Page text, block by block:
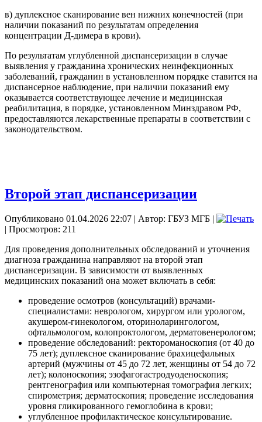
в) дуплексное сканирование вен нижних конечностей (при
наличии показаний по результатам определения
концентрации Д-димера в крови).
По результатам углубленной диспансеризации в случае
выявления у гражданина хронических неинфекционных
заболеваний, гражданин в установленном порядке ставится на
диспансерное наблюдение, при наличии показаний ему
оказывается соответствующее лечение и медицинская
реабилитация, в порядке, установленном Минздравом РФ,
предоставляются лекарственные препараты в соответствии с
законодательством.
Второй этап диспансеризации
Опубликовано 01.04.2026 22:07 | Автор: ГБУЗ МГБ |
| Просмотров: 211
Для проведения дополнительных обследований и уточнения
диагноза гражданина направляют на второй этап
диспансеризации. В зависимости от выявленных
медицинских показаний она может включать в себя:
проведение осмотров (консультаций) врачами-
специалистами: неврологом, хирургом или урологом,
акушером-гинекологом, оториноларингологом,
офтальмологом, колопроктологом, дерматовенерологом;
проведение обследований: ректороманоскопия (от 40 до
75 лет); дуплексное сканирование брахицефальных
артерий (мужчины от 45 до 72 лет, женщины от 54 до 72
лет); колоноскопия; эзофагогастродуоденоскопия;
рентгенография или компьютерная томография легких;
спирометрия; дерматоскопия; проведение исследования
уровня гликированного гемоглобина в крови;
углубленное профилактическое консультирование.